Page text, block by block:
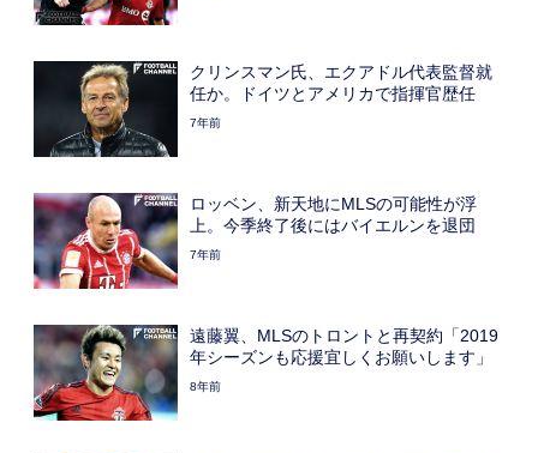
クリンスマン氏、エクアドル代表監督就
任か。ドイツとアメリカで指揮官歴任
7年前
ロッベン、新天地にMLSの可能性が浮
上。今季終了後にはバイエルンを退団
7年前
遠藤翼、MLSのトロントと再契約「2019
年シーズンも応援宜しくお願いします」
8年前